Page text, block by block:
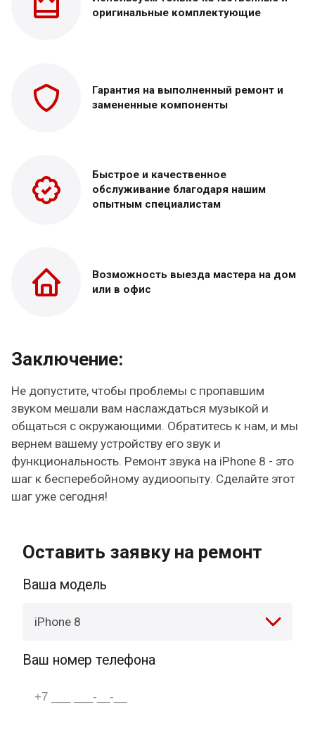
оригинальные комплектующие
Гарантия на выполненный ремонт и
замененные компоненты
Быстрое и качественное
обслуживание благодаря нашим
опытным специалистам
Возможность выезда мастера на дом
или в офис
Заключение:
Не допустите, чтобы проблемы с пропавшим
звуком мешали вам наслаждаться музыкой и
общаться с окружающими. Обратитесь к нам, и мы
вернем вашему устройству его звук и
функциональность. Ремонт звука на iPhone 8 - это
шаг к бесперебойному аудиоопыту. Сделайте этот
шаг уже сегодня!
Оставить заявку на ремонт
Ваша модель
iPhone 8
Ваш номер телефона